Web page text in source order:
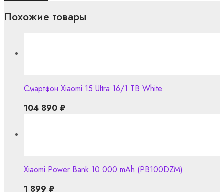
Похожие товары
Смартфон Xiaomi 15 Ultra 16/1 TB White
104 890 ₽
Xiaomi Power Bank 10 000 mAh (PB100DZM)
1 899 ₽